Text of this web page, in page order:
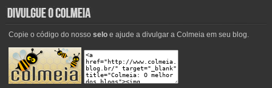
Copie o código do nosso seloe ajude a divulgar a Colmeia em seu blog.